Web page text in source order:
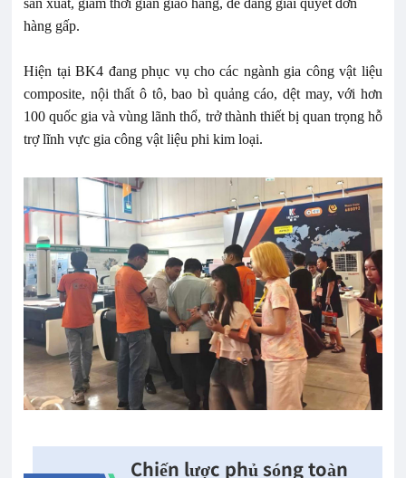
sản xuất, giảm thời gian giao hàng, dễ dàng giải quyết đơn
hàng gấp.
Hiện tại BK4 đang phục vụ cho các ngành gia công vật liệu
composite, nội thất ô tô, bao bì quảng cáo, dệt may, với hơn
100 quốc gia và vùng lãnh thổ, trở thành thiết bị quan trọng hỗ
trợ lĩnh vực gia công vật liệu phi kim loại.
Chiến lược phủ sóng toàn